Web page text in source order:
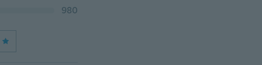
980